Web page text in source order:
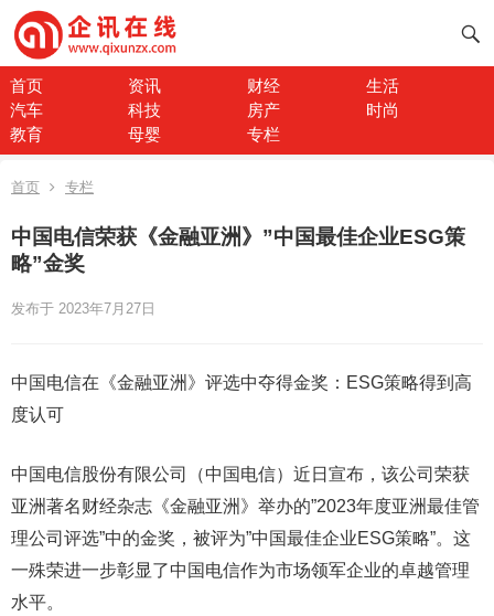
首页 资讯 财经
生活
汽车
科技 房产
时尚
教育
母婴 专栏
首页 专栏
中国电信荣获《金融亚洲》”中国最佳企业ESG策
略”金奖
发布于 2023年7月27日
中国电信在《金融亚洲》评选中夺得金奖：ESG策略得到高
度认可
中国电信股份有限公司（中国电信）近日宣布，该公司荣获
亚洲著名财经杂志《金融亚洲》举办的”2023年度亚洲最佳管
理公司评选”中的金奖，被评为”中国最佳企业ESG策略”。这
一殊荣进一步彰显了中国电信作为市场领军企业的卓越管理
水平。